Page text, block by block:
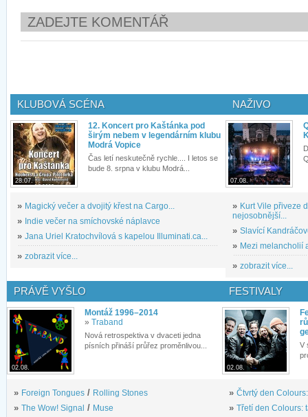
ZADEJTE KOMENTÁŘ
KLUBOVÁ SCÉNA
28.07.
12. Koncert pro Kaštánka pod
širým nebem v legendárním klubu
Modrá Vopice
Čas letí neskutečně rychle.... I letos se
bude 8. srpna v klubu Modrá...
» Magický večer a dvojitý křest na Cargo...
» Indie večer na smíchovské náplavce
» Jana Uriel Kratochvílová s kapelou Illuminati.ca...
» zobrazit více...
NAŽIVO
07.08.
» Kurt Vile přiveze
nejosobnější...
» Slavící
» Mezi melancholií
» zobrazit více...
PRÁVĚ VYŠLO
02.08.
Montáž 1996–2014
» Traband
Nová retrospektiva v dvaceti jedna
písních přináší průřez proměnlivou...
» Foreign Tongues / Rolling Stones
» The Wow! Signal / Muse
FESTIVALY
02.08.
V
» Čtvrtý den
» Třetí den Colours: